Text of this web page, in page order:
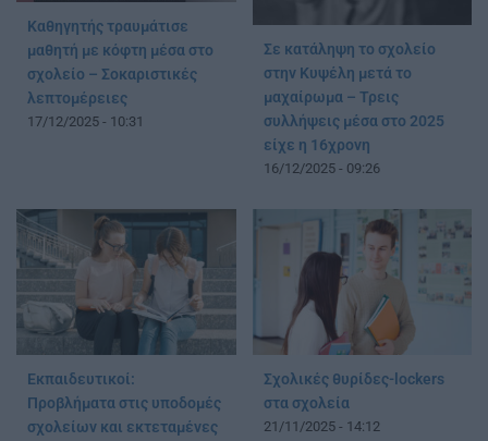
Καθηγητής τραυμάτισε
μαθητή με κόφτη μέσα στο
σχολείο – Σοκαριστικές
λεπτομέρειες
17/12/2025 - 10:31
Σε κατάληψη το σχολείο
στην Κυψέλη μετά το
μαχαίρωμα – Τρεις
συλλήψεις μέσα στο 2025
είχε η 16χρονη
16/12/2025 - 09:26
Εκπαιδευτικοί:
Προβλήματα στις υποδομές
σχολείων και εκτεταμένες
Σχολικές θυρίδες-lockers
στα σχολεία
21/11/2025 - 14:12